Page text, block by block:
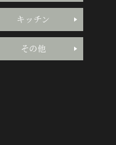
キッチン
その他